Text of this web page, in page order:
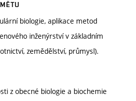
biologie, aplikace metod
inženýrství v základním
zemědělství, průmysl).
z obecné biologie a biochemie